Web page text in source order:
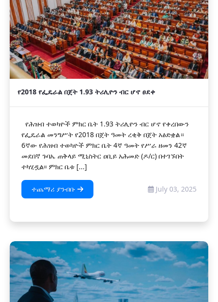
የ2018 የፌዴራል በጀት 1.93 ትሪሊዮን ብር ሆኖ ፀደቀ
የሕዝብ ተወካዮች ምክር ቤት 1.93 ትሪሊዮን ብር ሆኖ የቀረበውን
የፌዴራል መንግሥት የ2018 በጀት ዓመት ረቂቅ በጀት አፅድቋል።
6ኛው የሕዝብ ተወካዮች ምክር ቤት 4ኛ ዓመት የሥራ ዘመን 42ኛ
መደበኛ ጉባኤ ጠቅላይ ሚኒስትር ዐቢይ አሕመድ (ዶ/ር) በተገኙበት
ተካሂዷል፡፡ ምክር ቤቱ [...]
ተጨማሪ ያንብቡ July 03, 2025